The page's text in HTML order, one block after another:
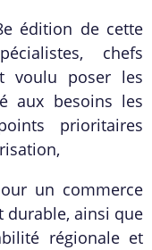
édition de cette
chefs
voulu poser les
aux besoins les
prioritaires
un commerce
ainsi que
régionale et